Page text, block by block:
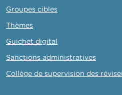
Groupes cibles
Thèmes
Guichet digital
Sanctions administratives
Collège de supervision des